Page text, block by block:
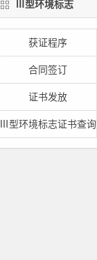
Ⅲ型环境标志
获证程序
合同签订
证书发放
Ⅲ型环境标志证书查询